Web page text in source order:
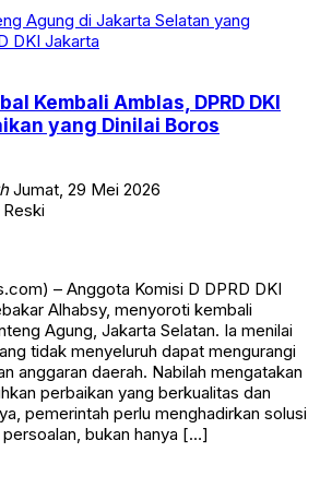
Kembali Amblas, DPRD DKI
yang Dinilai Boros
Jumat, 29 Mei 2026
Reski
– Anggota Komisi D DPRD DKI
Alhabsy, menyoroti kembali
Agung, Jakarta Selatan. Ia menilai
tidak menyeluruh dapat mengurangi
anggaran daerah. Nabilah mengatakan
perbaikan yang berkualitas dan
pemerintah perlu menghadirkan solusi
bukan hanya […]